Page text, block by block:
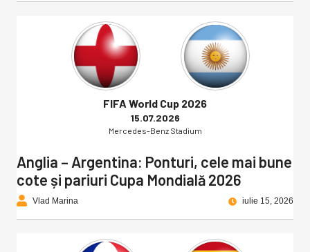
FIFA World Cup 2026
15.07.2026
Mercedes-Benz Stadium
Anglia – Argentina: Ponturi, cele mai bune
cote și pariuri Cupa Mondială 2026
Vlad Marina iulie 15, 2026